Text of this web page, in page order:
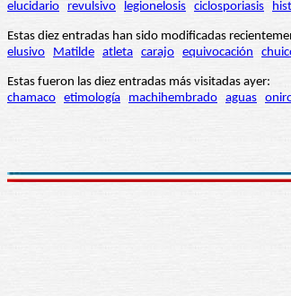
elucidario
revulsivo legionelosis ciclosporiasis
Estas diez entradas han sido modificadas
elusivo
Matilde atleta carajo equivocación
Estas fueron las diez entradas más visitadas ayer:
chamaco etimología machihembrado aguas